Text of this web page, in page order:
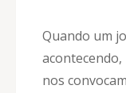
Quando um
nos